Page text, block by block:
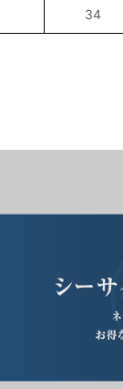
34